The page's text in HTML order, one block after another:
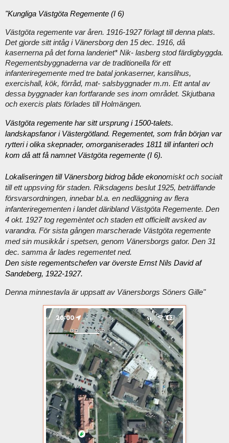
"Kungliga Västgöta Regemente (I 6)
Västgöta regemente var åren. 1916-1927 förlagt till denna plats.
Det gjorde sitt intåg i Vänersborg den 15 dec. 1916, då
kasernerna på det forna landeriet* Nik- lasberg stod färdigbyggda.
Regementsbyggnaderna var de traditionella för ett
infanteriregemente med tre batal jonkaserner, kanslihus,
exercishall, kök, förråd, mat- salsbyggnader m.m. Ett antal av
dessa byggnader kan fortfarande ses inom området. Skjutbana
och exercis plats förlades till Holmängen.
Västgöta regemente har sitt ursprung i 1500-talets.
landskapsfanor i Västergötland. Regementet, som från början var
rytteri i olika skepnader, omorganiserades 1811 till infanteri och
kom då att få namnet Västgöta regemente (I 6).
Lokaliseringen till Vänersborg bidrog både ekonomiskt och socialt
till ett uppsving för staden. Riksdagens beslut 1925, beträffande
försvarsordningen, innebar bl.a. en nedläggning av flera
infanteriregementen i landet däribland Västgöta Regemente. Den
4 okt. 1927 tog regemèntet och staden ett officiellt avsked av
varandra. För sista gången marscherade Västgöta regemente
med sin musikkår i spetsen, genom Vänersborgs gator. Den 31
dec. samma år lades regementet ned.
Den siste regementschefen var överste Ernst Nils David af
Sandeberg, 1922-1927.
Denna minnestavla är uppsatt av Vänersborgs Söners Gille"